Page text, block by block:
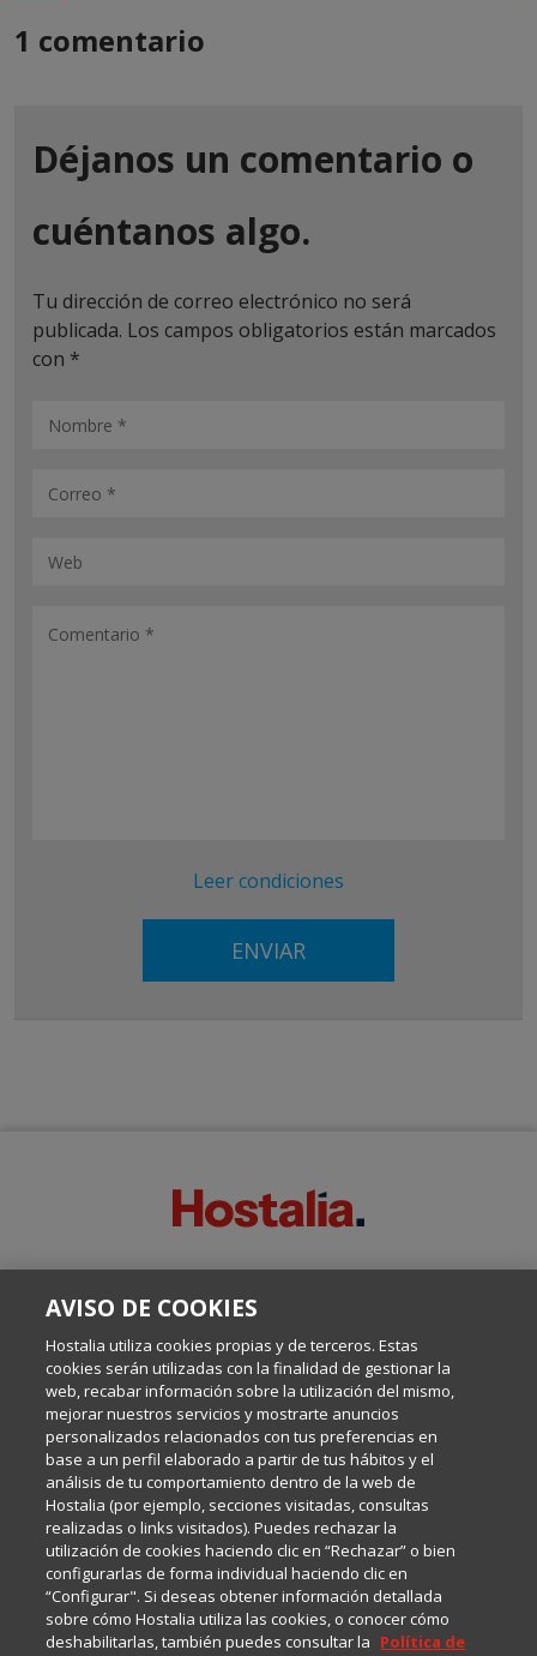
1 comentario
Déjanos un comentario o
cuéntanos algo.
Tu dirección de correo electrónico no será
publicada. Los campos obligatorios están marcados
con *
Leer condiciones
Escrito por el equipo de Comunicación de Hostalia, dirigido por
Internet y Tecnología.
Política de privacidad
Política de cookies
Aviso legal
AVISO DE COOKIES
Hostalia utiliza cookies propias y de terceros. Estas
cookies serán utilizadas con la finalidad de gestionar la
web, recabar información sobre la utilización del mismo,
mejorar nuestros servicios y mostrarte anuncios
personalizados relacionados con tus preferencias en
base a un perfil elaborado a partir de tus hábitos y el
análisis de tu comportamiento dentro de la web de
Hostalia (por ejemplo, secciones visitadas, consultas
realizadas o links visitados). Puedes rechazar la
utilización de cookies haciendo clic en “Rechazar” o bien
configurarlas de forma individual haciendo clic en
“Configurar". Si deseas obtener información detallada
sobre cómo Hostalia utiliza las cookies, o conocer cómo
deshabilitarlas, también puedes consultar la Política de